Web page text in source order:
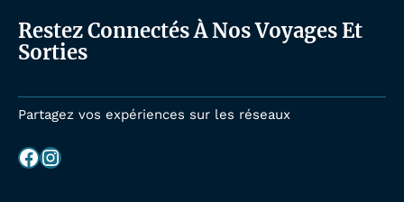
Restez Connectés À Nos Voyages Et
Sorties
Partagez vos expériences sur les réseaux
Facebook Instagram